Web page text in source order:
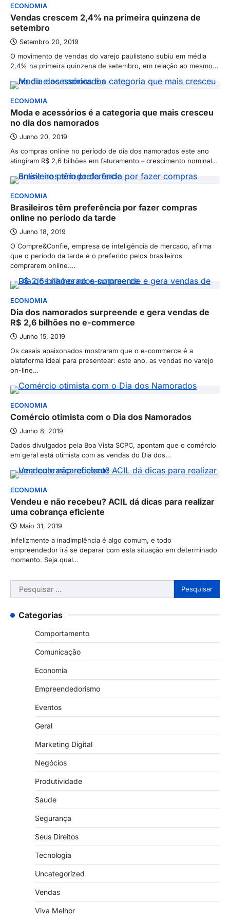
ECONOMIA
Vendas crescem 2,4% na primeira quinzena de
setembro
Setembro 20, 2019
O movimento de vendas do varejo paulistano subiu em média
2,4% na primeira quinzena de setembro, em relação ao mesmo…
ECONOMIA
Moda e acessórios é a categoria que mais cresceu
no dia dos namorados
Junho 20, 2019
As compras online no período de dia dos namorados este ano
atingiram R$ 2,6 bilhões em faturamento – crescimento nominal…
ECONOMIA
Brasileiros têm preferência por fazer compras
online no período da tarde
Junho 18, 2019
O Compre&Confie, empresa de inteligência de mercado, afirma
que o período da tarde é o preferido pelos brasileiros
comprarem online.…
ECONOMIA
Dia dos namorados surpreende e gera vendas de
R$ 2,6 bilhões no e-commerce
Junho 15, 2019
Os casais apaixonados mostraram que o e-commerce é a
plataforma ideal para presentear: este ano, as vendas no varejo
on-line…
ECONOMIA
Comércio otimista com o Dia dos Namorados
Junho 8, 2019
Dados divulgados pela Boa Vista SCPC, apontam que o comércio
em geral está otimista com as vendas do Dia dos…
ECONOMIA
Vendeu e não recebeu? ACIL dá dicas para realizar
uma cobrança eficiente
Maio 31, 2019
Infelizmente a inadimplência é algo comum, e todo
empreendedor irá se deparar com esta situação em determinado
momento. Seja qual…
Pesquisar
por:
Categorias
Comportamento
Comunicação
Economia
Empreendedorismo
Eventos
Geral
Marketing Digital
Negócios
Produtividade
Saúde
Segurança
Seus Direitos
Tecnologia
Uncategorized
Vendas
Viva Melhor